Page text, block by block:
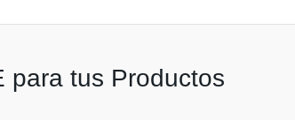
para tus Productos